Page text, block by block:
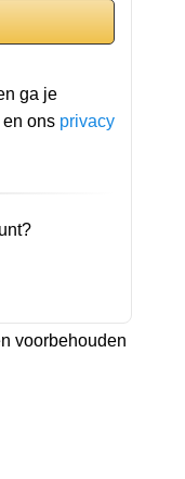
ga je
en ons privacy
voorbehouden